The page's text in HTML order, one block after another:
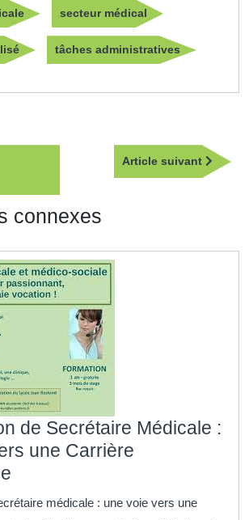
secteur médical
tâches administratives
Article suivant
Article
connexes
de Secrétaire Médicale :
une Carrière
Formation
médicale : une voie vers une